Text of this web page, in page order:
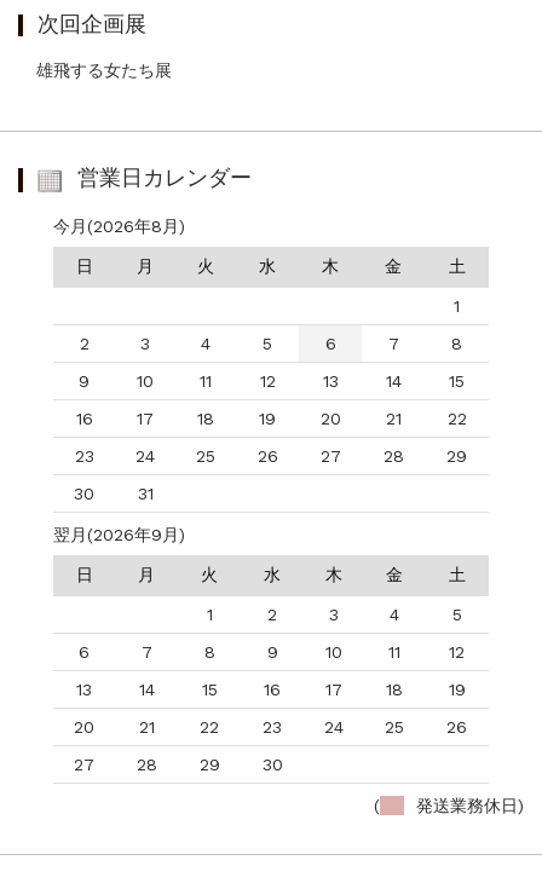
次回企画展
雄飛する女たち展
営業日カレンダー
今月(2026年8月)
日 月 火 水 木 金 土
1
2
3 4 5 6 7
8
9
10 11 12 13 14
15
16
17 18 19 20 21
22
23
24 25 26 27 28
29
30
31
翌月(2026年9月)
日 月 火 水 木 金 土
1 2 3 4
5
6
7 8 9 10 11
12
13
14 15 16 17 18
19
20
21 22 23 24 25
26
27
28 29 30
( 発送業務休日)